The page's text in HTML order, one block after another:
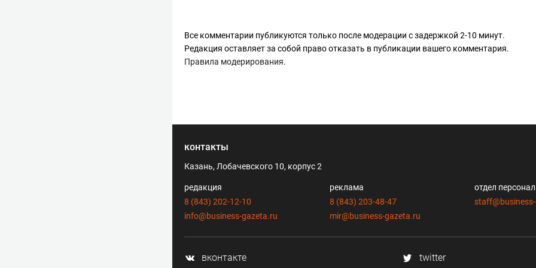
Все комментарии публикуются только после модерации с задержкой 2-10 минут.
Редакция оставляет за собой право отказать в публикации вашего комментария.
Правила модерирования.
контакты
Казань, Лобачевского 10, корпус 2
редакция
8 (843) 202-12-10
info@business-gazeta.ru
реклама
8 (843) 203-48-47
mir@business-gazeta.ru
отдел
вконтакте twitter